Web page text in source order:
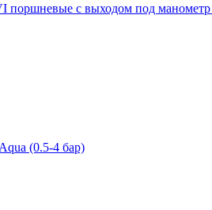
поршневые с выходом под
(0.5-4 бар)